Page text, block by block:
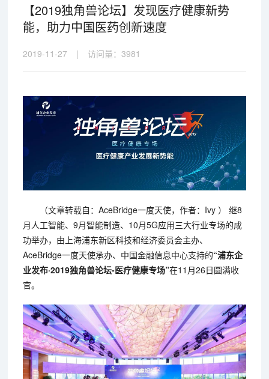
【2019独角兽论坛】发现医疗健康新势
能，助力中国医药创新速度
2019-11-27 | 访问量：3981
（文章转载自：AceBridge一度天使，作者：Ivy ） 继8
月人工智能、9月智能制造、10月5G应用三大行业专场的成
功举办，由上海浦东新区科技和经济委员会主办、
AceBridge一度天使承办、中国金融信息中心支持的“浦东企
业发布·2019独角兽论坛-医疗健康专场”在11月26日圆满收
官。